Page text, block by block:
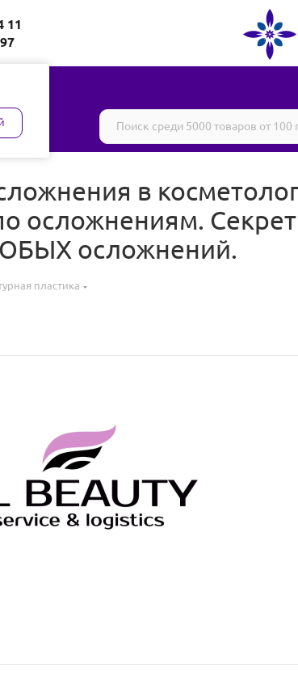
11
в
осложнениям.
осложнений.
пластика